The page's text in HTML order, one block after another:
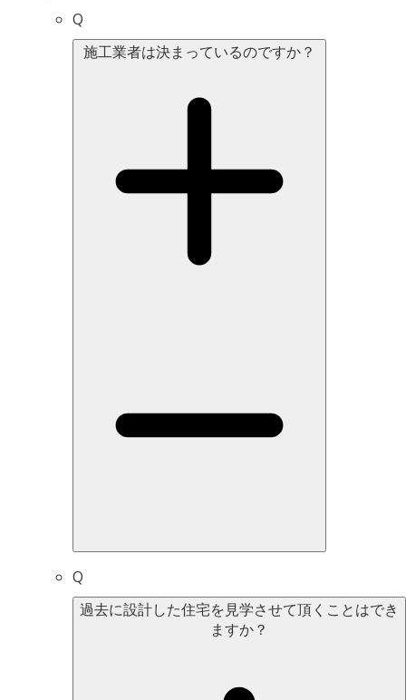
Q
施工業者は決まっているのですか？
Q
過去に設計した住宅を見学させて頂くことはでき
ますか？